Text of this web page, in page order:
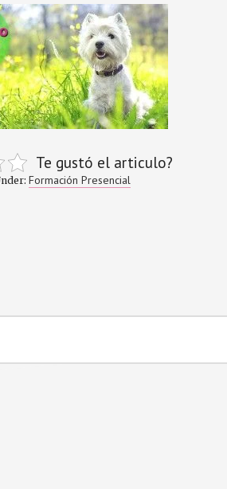
Te gustó el articulo?
Formación Presencial